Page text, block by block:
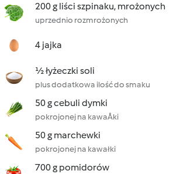
200 g liści szpinaku, mrożonych
uprzednio rozmrożonych
4 jajka
½ łyżeczki soli
plus dodatkowa ilość do smaku
50 g cebuli dymki
pokrojonej na kawaÅki
50 g marchewki
pokrojonej na kawałki
700 g pomidorów